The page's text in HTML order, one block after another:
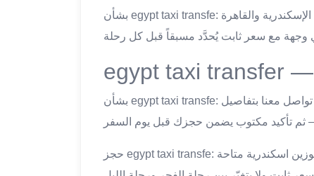
بشأن egypt taxi transfe: ليموزين اسكندرية يُوفر تغطية واسعة النطاق لمصر: من الإسكندرية والقاهرة
بشأن egypt taxi transfe: مع ليموزين اسكندرية الحجز سهل والأسعار شفافة دائماً. تواصل معنا بتفاصيل
حجز egypt taxi transfe: هل تتوفر سيارات في منتصف الليل؟ بالتأكيد — خدمة ليموزين اسكندرية متاحة